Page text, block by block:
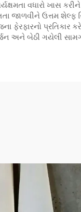
વધારો ખાસ
જાળવીને ઉત્તમ શેલ્ફ
ફેરફારનો પ્રતિકાર
અને બેઠી ગયેલી